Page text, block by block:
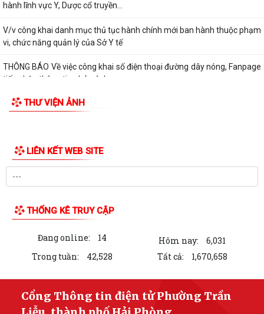
hành lĩnh vực Y, Dược cổ truyền...
V/v công khai danh mục thủ tục hành chính mới ban hành thuộc phạm
vi, chức năng quản lý của Sở Y tế
THÔNG BÁO Về việc công khai số điện thoại đường dây nóng, Fanpage
tiếp nhận thông tin phản ánh,...
QUYẾT ĐỊNH Về việc công bố danh mục thủ tục hành chính mới ban
đổi, bổ sung và bị bãi bỏ lĩnh vực...
QUYẾT ĐỊNH Về việc công bố danh mục thủ tục hành chính được sửa
Kế hoạch tuyên truyền vận động và tổ chức ngày hội hiến máu tình
BÀI TUYÊN TRUYỀN Kỷ niệm 101 năm Ngày Báo chí Cách mạng Việt
Nam (21/6/1925 - 21/6/2026)
QUYẾT ĐỊNH Về việc ủy quyền cho Giám đốc Sở Y tế thực hiện giải
quyết thủ tục hành chính lĩnh vực y...
THƯ VIỆN ẢNH